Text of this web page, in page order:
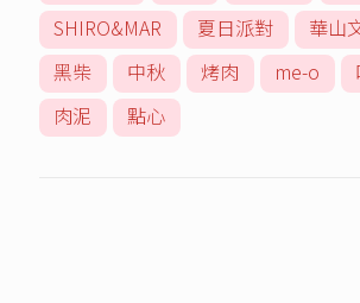
SHIRO&MAR
夏日派對 華山
黑柴
中秋 烤肉 me-o
肉泥
點心